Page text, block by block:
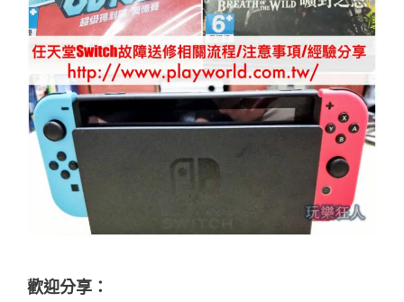
歡迎分享：